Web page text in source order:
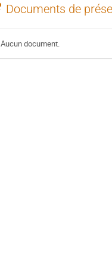
Documents de
Aucun document.